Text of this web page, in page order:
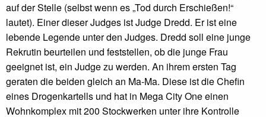
auf der Stelle (selbst wenn es „Tod durch Erschießen!“
lautet). Einer dieser Judges ist Judge Dredd. Er ist eine
lebende Legende unter den Judges. Dredd soll eine junge
Rekrutin beurteilen und feststellen, ob die junge Frau
geeignet ist, ein Judge zu werden. An ihrem ersten Tag
geraten die beiden gleich an Ma-Ma. Diese ist die Chefin
eines Drogenkartells und hat in Mega City One einen
Wohnkomplex mit 200 Stockwerken unter ihre Kontrolle